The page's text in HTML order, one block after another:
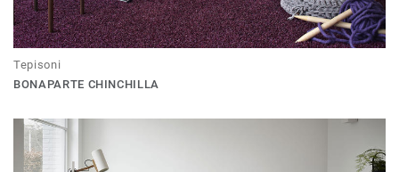
Tepisoni
BONAPARTE CHINCHILLA